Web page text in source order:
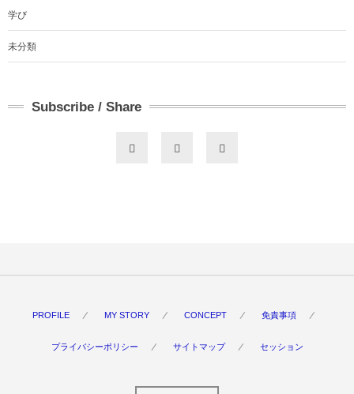
学び
未分類
Subscribe / Share
PROFILE MY STORY CONCEPT 免責事項
プライバシーポリシー サイトマップ セッション